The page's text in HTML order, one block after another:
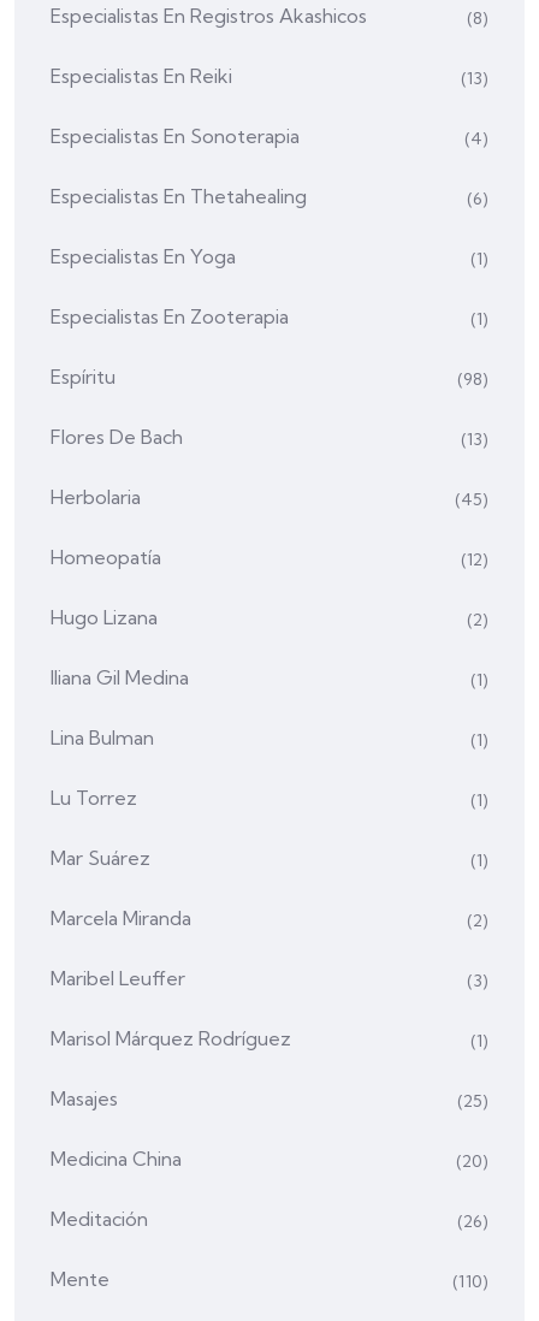
Especialistas En Registros Akashicos (8)
Especialistas En Reiki (13)
Especialistas En Sonoterapia (4)
Especialistas En Thetahealing (6)
Especialistas En Yoga (1)
Especialistas En Zooterapia (1)
Espíritu (98)
Flores De Bach (13)
Herbolaria (45)
Homeopatía (12)
Hugo Lizana (2)
Iliana Gil Medina (1)
Lina Bulman (1)
Lu Torrez (1)
Mar Suárez (1)
Marcela Miranda (2)
Maribel Leuffer (3)
Marisol Márquez Rodríguez (1)
Masajes (25)
Medicina China (20)
Meditación (26)
Mente (110)